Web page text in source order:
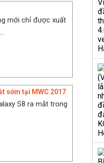
mới chỉ được xuất
sớm tại MWC 2017
S8 ra mắt trong